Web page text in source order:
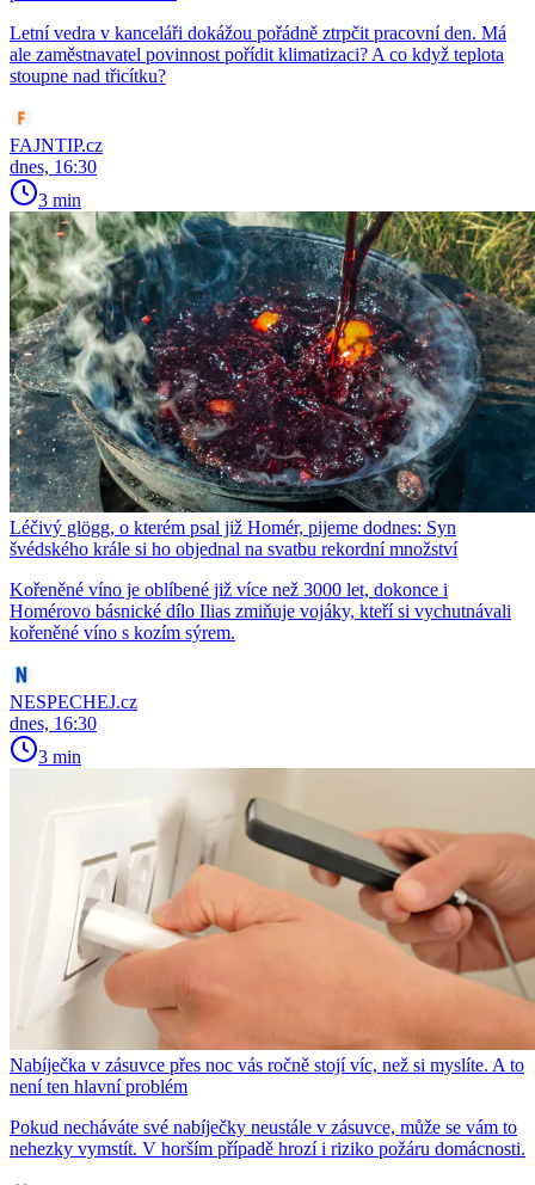
Letní vedra v kanceláři dokážou pořádně ztrpčit pracovní den. Má
ale zaměstnavatel povinnost pořídit klimatizaci? A co když teplota
stoupne nad třicítku?
FAJNTIP.cz
dnes, 16:30
3 min
Léčivý glögg, o kterém psal již Homér, pijeme dodnes: Syn
švédského krále si ho objednal na svatbu rekordní množství
Kořeněné víno je oblíbené již více než 3000 let, dokonce i
Homérovo básnické dílo Ilias zmiňuje vojáky, kteří si vychutnávali
kořeněné víno s kozím sýrem.
NESPECHEJ.cz
dnes, 16:30
3 min
Nabíječka v zásuvce přes noc vás ročně stojí víc, než si myslíte. A to
není ten hlavní problém
Pokud necháváte své nabíječky neustále v zásuvce, může se vám to
nehezky vymstít. V horším případě hrozí i riziko požáru domácnosti.